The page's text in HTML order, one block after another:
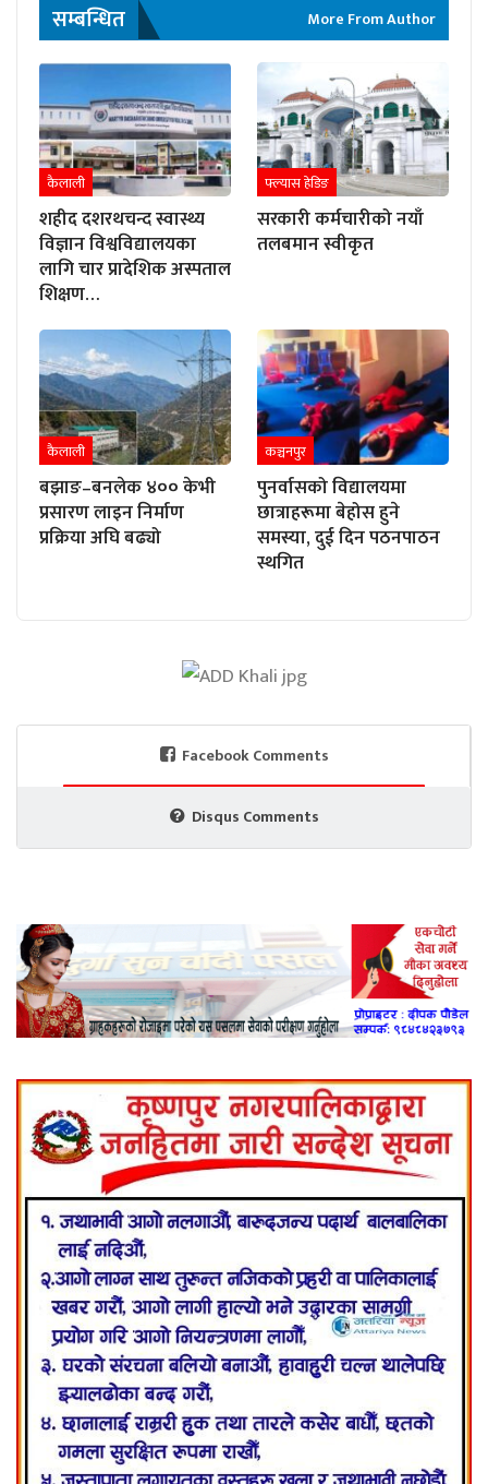
सम्बन्धित More From Author
कैलाली
शहीद दशरथचन्द स्वास्थ्य
विज्ञान विश्वविद्यालयका
लागि चार प्रादेशिक अस्पताल
शिक्षण…
फ्ल्यास हेडिङ
सरकारी कर्मचारीको नयाँ
तलबमान स्वीकृत
कैलाली
बझाङ–बनलेक ४०० केभी
प्रसारण लाइन निर्माण
प्रक्रिया अघि बढ्यो
कञ्चनपुर
पुनर्वासको विद्यालयमा
छात्राहरूमा बेहोस हुने
समस्या, दुई दिन पठनपाठन
स्थगित
Facebook Comments
Disqus Comments